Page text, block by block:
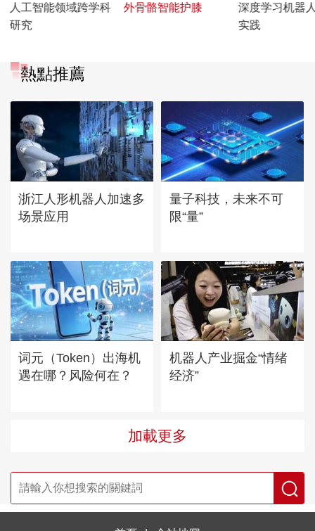
人工智能领域跨学科
研究
外骨骼智能护膝
深度学习机器
实践
熱點推薦
浙江人形机器人加速多
场景应用
量子科技，未来不可
限“量”
词元（Token）出海机
遇在哪？风险何在？
机器人产业掘金“情绪
经济”
加載更多